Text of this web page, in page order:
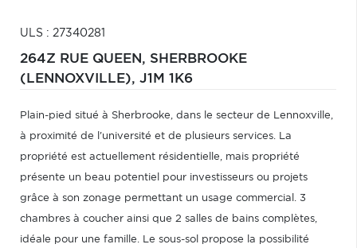
ULS : 27340281
264Z RUE QUEEN, SHERBROOKE
(LENNOXVILLE), J1M 1K6
Plain-pied situé à Sherbrooke, dans le secteur de Lennoxville,
à proximité de l'université et de plusieurs services. La
propriété est actuellement résidentielle, mais propriété
présente un beau potentiel pour investisseurs ou projets
grâce à son zonage permettant un usage commercial. 3
chambres à coucher ainsi que 2 salles de bains complètes,
idéale pour une famille. Le sous-sol propose la possibilité